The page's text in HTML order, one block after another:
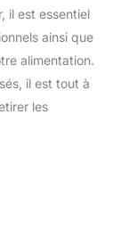
il est essentiel
ainsi que
alimentation.
il est tout à
les